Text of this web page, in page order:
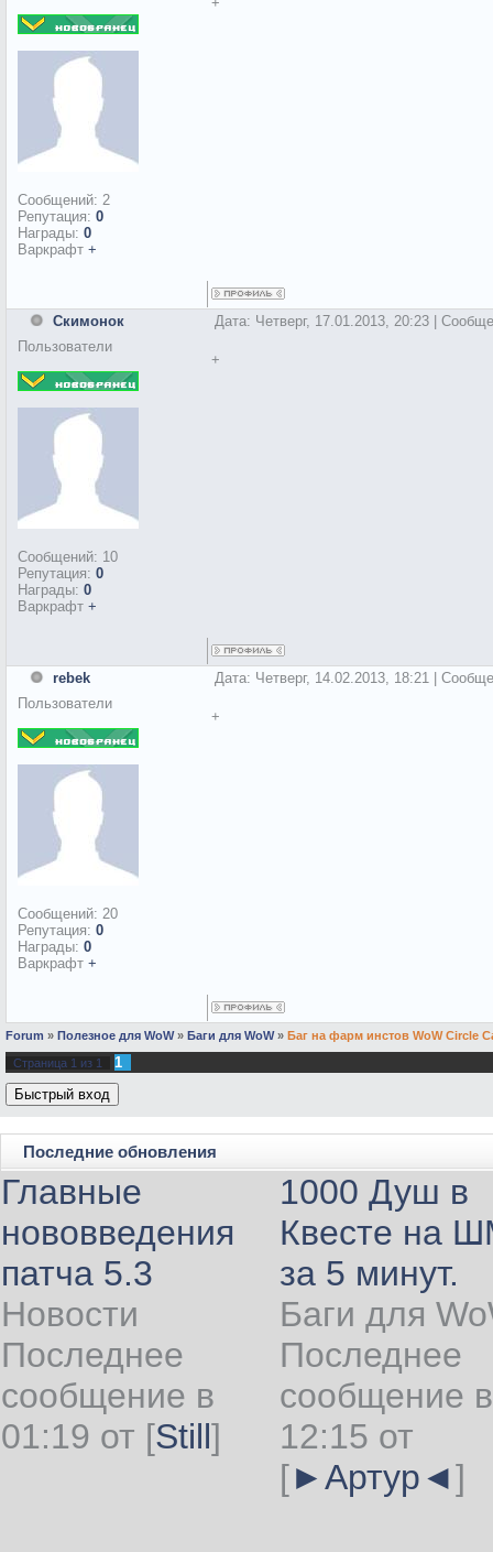
Сообщений: 2
Репутация: 0
Награды: 0
Варкрафт +
Скимонок
Дата: Четверг, 17.01.2013, 20:23 |
Пользователи
Сообщений: 10
Репутация: 0
Награды: 0
Варкрафт +
+
rebek
Дата: Четверг, 14.02.2013, 18:21 |
Пользователи
Сообщений: 20
Репутация: 0
Награды: 0
Варкрафт +
+
Forum » Полезное для WoW » Баги для WoW » Баг на фарм инстов WoW Circle
Страница 1 из 1 1
Последние обновления
Главные
нововведения
патча 5.3
Новости
Последнее
сообщение в
01:19 от [Still]
1000 Душ в
Квесте на
за 5 минут.
Баги для
Последнее
сообщение в
12:15 от
[►Артур◄]